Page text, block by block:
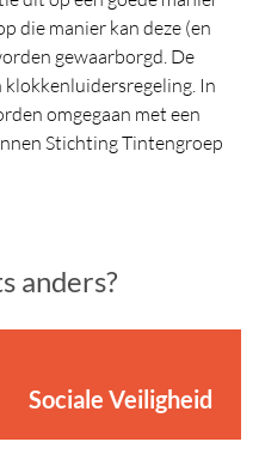
die manier kan deze (en
gewaarborgd. De
In
omgegaan met een
Stichting Tintengroep
anders?
Sociale Veiligheid